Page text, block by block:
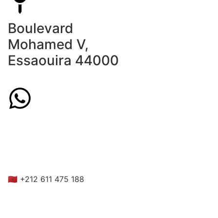
Boulevard
Mohamed V,
Essaouira 44000
🇲🇦 +212 611 475 188